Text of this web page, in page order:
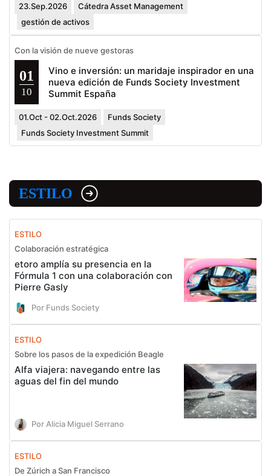
23.Sep.2026
Cátedra Asset Management
gestión de activos
Con la visión de nueve gestoras
01
10
Vino e inversión: un maridaje inspirador en una
nueva edición de Funds Society Investment
Summit España
01.Oct - 02.Oct.2026
Funds Society
Funds Society Investment Summit
ESTILO
ESTILO
Colaboración estratégica
etoro amplía su presencia en la
Fórmula 1 con una colaboración con
Pierre Gasly
Por Funds Society
ESTILO
Sobre los pasos de la expedición Beagle
Alfa viajera: navegando entre las
aguas del fin del mundo
Por Alicia Miguel Serrano
ESTILO
De Zúrich a San Francisco